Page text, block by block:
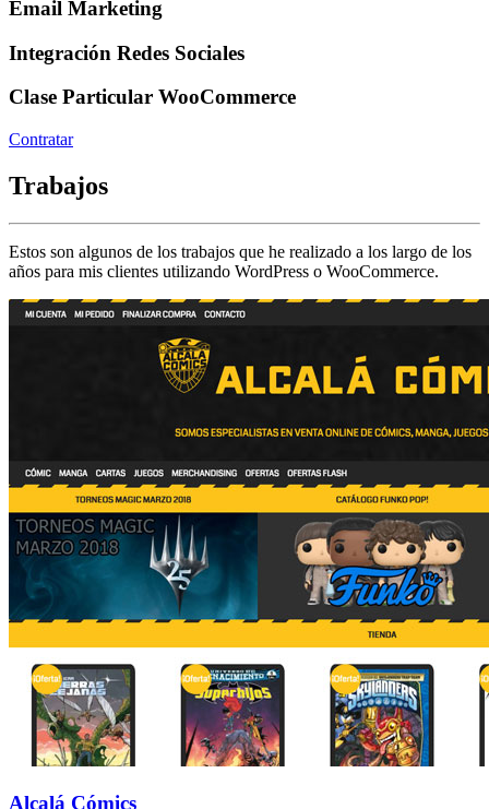
Email Marketing
Integración Redes Sociales
Clase Particular WooCommerce
Contratar
Trabajos
Estos son algunos de los trabajos que he realizado a los largo de los
años para mis clientes utilizando WordPress o WooCommerce.
Alcalá Cómics